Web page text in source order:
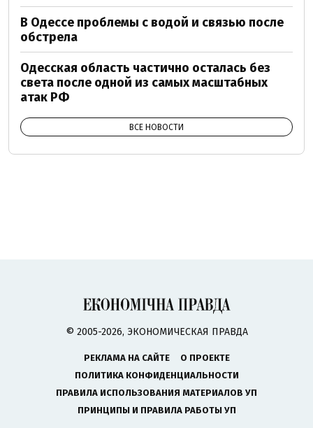
В Одессе проблемы с водой и связью после
обстрела
Одесская область частично осталась без
света после одной из самых масштабных
атак РФ
ВСЕ НОВОСТИ
© 2005-2026, ЭКОНОМИЧЕСКАЯ ПРАВДА
РЕКЛАМА НА САЙТЕ
О ПРОЕКТЕ
ПОЛИТИКА КОНФИДЕНЦИАЛЬНОСТИ
ПРАВИЛА ИСПОЛЬЗОВАНИЯ МАТЕРИАЛОВ УП
ПРИНЦИПЫ И ПРАВИЛА РАБОТЫ УП